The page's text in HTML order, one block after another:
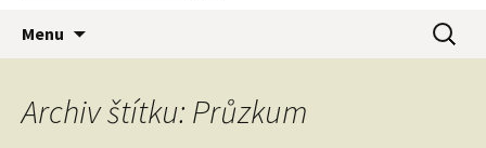
Menu
webu
Archiv štítku: Průzkum